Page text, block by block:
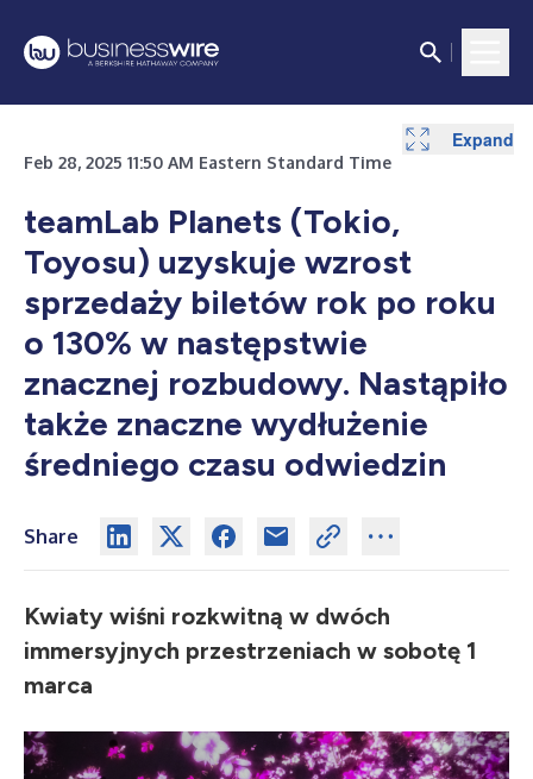
Feb 28, 2025 11:50 AM Eastern Standard Time
teamLab Planets (Tokio,
Toyosu) uzyskuje wzrost
sprzedaży biletów rok po roku
o 130% w następstwie
znacznej rozbudowy. Nastąpiło
także znaczne wydłużenie
średniego czasu odwiedzin
Share
Kwiaty wiśni rozkwitną w dwóch
immersyjnych przestrzeniach w sobotę 1
marca
Expand